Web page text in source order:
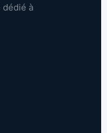
dédié à